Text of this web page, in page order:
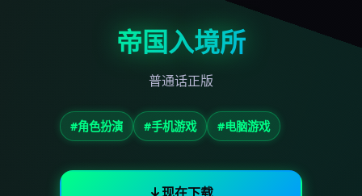
帝国入境所
普通话正版
#角色扮演 #手机游戏 #电脑游戏